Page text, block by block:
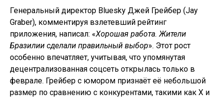
Генеральный директор Bluesky Джей Грейбер (Jay
Graber), комментируя взлетевший рейтинг
приложения, написал: «Хорошая работа. Жители
Бразилии сделали правильный выбор». Этот рост
особенно впечатляет, учитывая, что упомянутая
децентрализованная соцсеть открылась только в
феврале. Грейбер с юмором признаёт её небольшой
размер по сравнению с конкурентами, такими как X и